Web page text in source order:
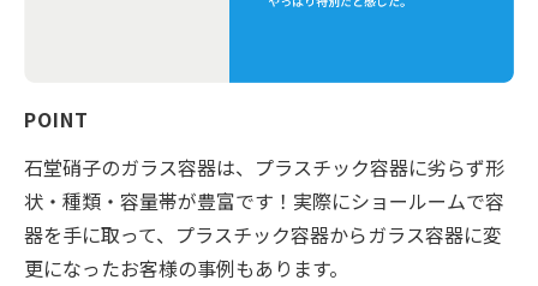
POINT
石堂硝子のガラス容器は、プラスチック容器に劣らず形
状・種類・容量帯が豊富です！実際にショールームで容
器を手に取って、プラスチック容器からガラス容器に変
更になったお客様の事例もあります。